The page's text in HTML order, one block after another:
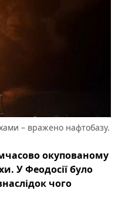
– вражено нафтобазу.
окупованому
У Феодосії було
чого